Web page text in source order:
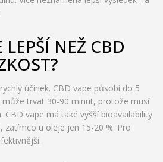
LEPŠÍ NEŽ CBD
účinek. CBD vape působí do 5
trvat 30-90 minut, protože musí
vape má také vyšší bioavailability
zatímco u oleje jen 15-20 %. Pro